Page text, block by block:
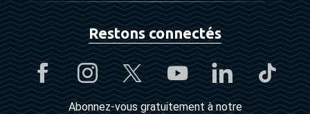
Restons connectés
Abonnez-vous gratuitement à notre